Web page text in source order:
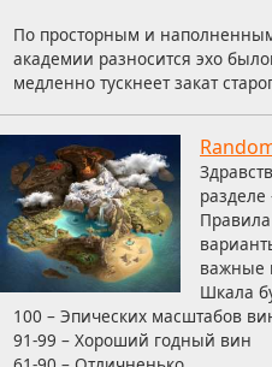
По просторным и
академии разносится эхо
медленно тускнеет закат
важные
Шкала
100 – Эпических масштабов
91-99 – Хороший годный вин